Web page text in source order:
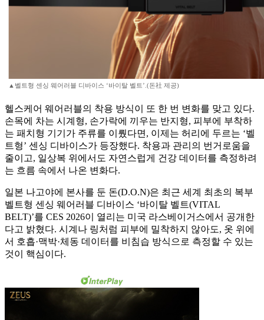
▲벨트형 센싱 웨어러블 디바이스 ‘바이탈 벨트’.(돈社 제공)
헬스케어 웨어러블의 착용 방식이 또 한 번 변화를 맞고 있다.
손목에 차는 시계형, 손가락에 끼우는 반지형, 피부에 부착하
는 패치형 기기가 주류를 이뤘다면, 이제는 허리에 두르는 ‘벨
트형’ 센싱 디바이스가 등장했다. 착용과 관리의 번거로움을
줄이고, 일상복 위에서도 자연스럽게 건강 데이터를 측정하려
는 흐름 속에서 나온 변화다.
일본 나고야에 본사를 둔 돈(D.O.N)은 최근 세계 최초의 복부
벨트형 센싱 웨어러블 디바이스 ‘바이탈 벨트(VITAL
BELT)’를 CES 2026이 열리는 미국 라스베이거스에서 공개한
다고 밝혔다. 시계나 링처럼 피부에 밀착하지 않아도, 옷 위에
서 호흡·맥박·체동 데이터를 비침습 방식으로 측정할 수 있는
것이 핵심이다.